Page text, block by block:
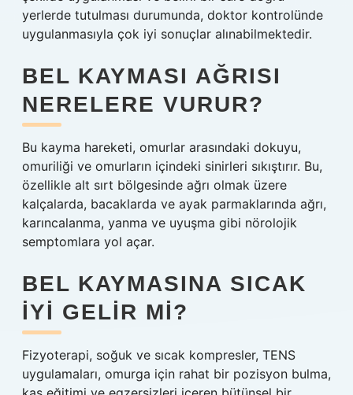
yerlerde tutulması durumunda, doktor kontrolünde
uygulanmasıyla çok iyi sonuçlar alınabilmektedir.
BEL KAYMASI AĞRISI
NERELERE VURUR?
Bu kayma hareketi, omurlar arasındaki dokuyu,
omuriliği ve omurların içindeki sinirleri sıkıştırır. Bu,
özellikle alt sırt bölgesinde ağrı olmak üzere
kalçalarda, bacaklarda ve ayak parmaklarında ağrı,
karıncalanma, yanma ve uyuşma gibi nörolojik
semptomlara yol açar.
BEL KAYMASINA SICAK
IYI GELIR MI?
Fizyoterapi, soğuk ve sıcak kompresler, TENS
uygulamaları, omurga için rahat bir pozisyon bulma,